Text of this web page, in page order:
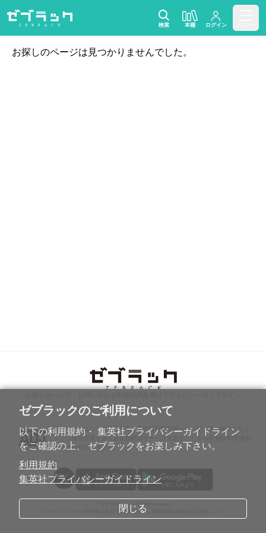
ゼブラックのご利用について
以下の利用規約・ 集英社プライバシーガイドライン
をご確認の上、 ゼブラックをお楽しみ下さい。
利用規約
集英社プライバシーガイドライン
閉じる
検索 本棚 ログイン
お探しのページは見つかりませんでした。
ABJマークは、この電子書店・電子書籍配信サービスが、著作権者からコン
テンツ使用許諾を得た正規版配信サービスであることを示す登録商標(登録
番号第6091713号)です。
© SHUEISHA Inc. All rights reserved.
このサイトのデータの著作権は集英社が保有します。無断複製転送放送等は禁止します。